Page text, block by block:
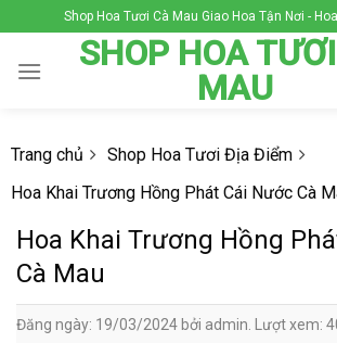
to
content
Shop Hoa Tươi Cà Mau Giao Hoa Tận Nơi -
SHOP HOA
MAU
Trang chủ
Shop Hoa Tươi Địa Điểm
Hoa Khai Trương Hồng Phát Cái Nước Cà
Hoa Khai Trương Hồng
Cà Mau
Đăng ngày: 19/03/2024 bởi admin. Lượt xem: